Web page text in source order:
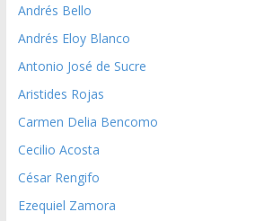
Andrés Bello
Andrés Eloy Blanco
Antonio José de Sucre
Aristides Rojas
Carmen Delia Bencomo
Cecilio Acosta
César Rengifo
Ezequiel Zamora